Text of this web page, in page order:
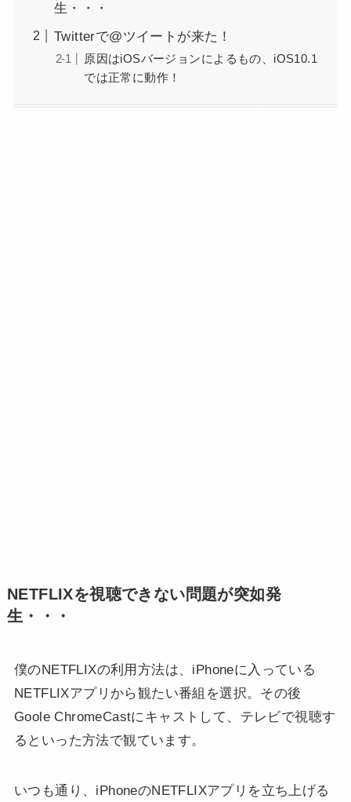
生・・・
Twitterで@ツイートが来た！
原因はiOSバージョンによるもの、iOS10.1
では正常に動作！
NETFLIXを視聴できない問題が突如発
生・・・
僕のNETFLIXの利用方法は、iPhoneに入っている
NETFLIXアプリから観たい番組を選択。その後
Goole ChromeCastにキャストして、テレビで視聴す
るといった方法で観ています。
いつも通り、iPhoneのNETFLIXアプリを立ち上げる